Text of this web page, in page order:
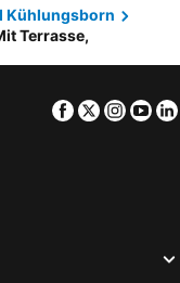
Kühlungsborn
Terrasse,
Facebook
Twitter